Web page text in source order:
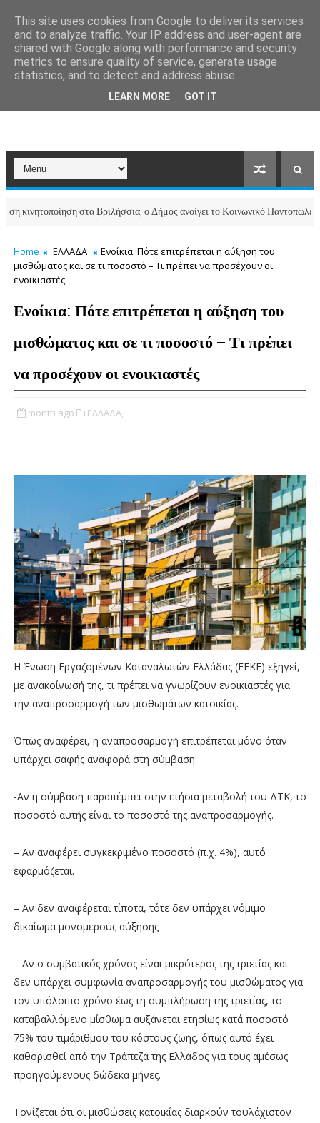
στα Βριλήσσια, ο Δήμος ανοίγει το Κοινωνικό Παντοπωλείο για
Home ΕΛΛΑΔΑ
Ενοίκια: Πότε επιτρέπεται η αύξηση του
μισθώματος και σε τι ποσοστό – Τι πρέπει να προσέχουν οι
ενοικιαστές
Ενοίκια: Πότε επιτρέπεται η αύξηση του
μισθώματος και σε τι ποσοστό – Τι πρέπει
να προσέχουν οι ενοικιαστές
month ago ΕΛΛΑΔΑ,
Η Ένωση Εργαζομένων Καταναλωτών Ελλάδας (ΕΕΚΕ) εξηγεί,
με ανακοίνωσή της, τι πρέπει να γνωρίζουν ενοικιαστές για
την αναπροσαρμογή των μισθωμάτων κατοικίας.
Όπως αναφέρει, η αναπροσαρμογή επιτρέπεται μόνο όταν
υπάρχει σαφής αναφορά στη σύμβαση:
-Αν η σύμβαση παραπέμπει στην ετήσια μεταβολή του ΔΤΚ, το
ποσοστό αυτής είναι το ποσοστό της αναπροσαρμογής.
– Αν αναφέρει συγκεκριμένο ποσοστό (π.χ. 4%), αυτό
εφαρμόζεται.
– Αν δεν αναφέρεται τίποτα, τότε δεν υπάρχει νόμιμο
δικαίωμα μονομερούς αύξησης
– Αν ο συμβατικός χρόνος είναι μικρότερος της τριετίας και
δεν υπάρχει συμφωνία αναπροσαρμογής του μισθώματος για
τον υπόλοιπο χρόνο έως τη συμπλήρωση της τριετίας, το
καταβαλλόμενο μίσθωμα αυξάνεται ετησίως κατά ποσοστό
75% του τιμάριθμου του κόστους ζωής, όπως αυτό έχει
καθορισθεί από την Τράπεζα της Ελλάδος για τους αμέσως
προηγούμενους δώδεκα μήνες.
Τονίζεται ότι οι μισθώσεις κατοικίας διαρκούν τουλάχιστον
This site uses cookies from Google to deliver its services
and to analyze traffic. Your IP address and user-agent are
shared with Google along with performance and security
metrics to ensure quality of service, generate usage
statistics, and to detect and address abuse.
LEARN MORE GOT IT